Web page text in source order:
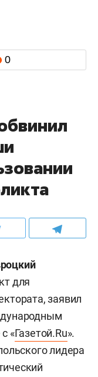
0
для
заявил
«Газетой.Ru».
лидера